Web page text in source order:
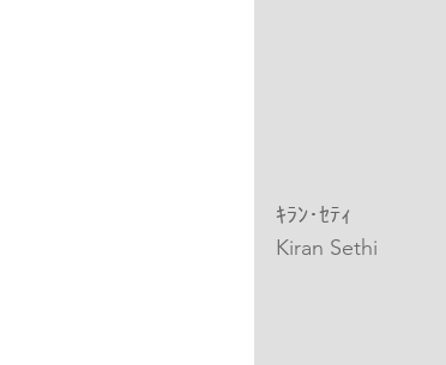
ｷﾗﾝ･ｾﾃｨ　　　
Kiran Sethi　　